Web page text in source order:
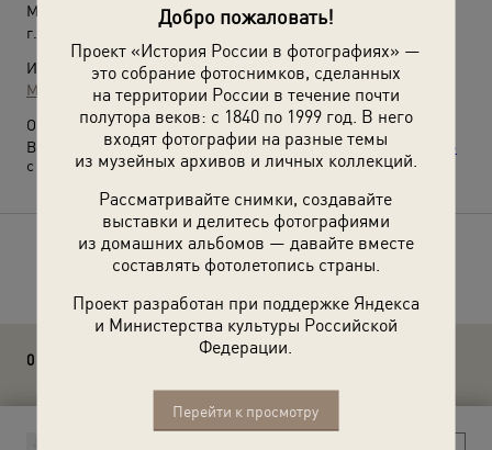
Добро пожаловать!
Проект «История России в фотографиях» —
это собрание фотоснимков, сделанных
на территории России в течение почти
полутора веков: с 1840 по 1999 год. В него
входят фотографии на разные темы
из музейных архивов и личных коллекций.
Рассматривайте снимки, создавайте
выставки и делитесь фотографиями
из домашних альбомов — давайте вместе
составлять фотолетопись страны.
Проект разработан при поддержке Яндекса
и Министерства культуры Российской
Федерации.
Перейти к просмотру
Место съемки:
г. Москва
Источники:
МАММ / МДФ
О фотографии:
Выставки
«Цирк!» и«В кругу семьи: от Ульянова до Ельцина»
с этой фотографией.
Расскажите друзьям об этом фото
0 комментариев